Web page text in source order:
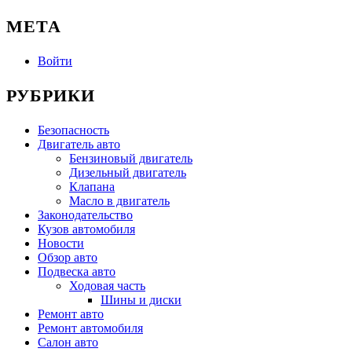
МЕТА
Войти
РУБРИКИ
Безопасность
Двигатель авто
Бензиновый двигатель
Дизельный двигатель
Клапана
Масло в двигатель
Законодательство
Кузов автомобиля
Новости
Обзор авто
Подвеска авто
Ходовая часть
Шины и диски
Ремонт авто
Ремонт автомобиля
Салон авто